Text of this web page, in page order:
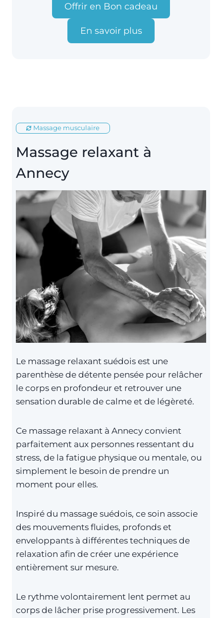
Offrir en Bon cadeau
En savoir plus
Massage musculaire
Massage relaxant à
Annecy
Le massage relaxant suédois est une
parenthèse de détente pensée pour relâcher
le corps en profondeur et retrouver une
sensation durable de calme et de légèreté.
Ce massage relaxant à Annecy convient
parfaitement aux personnes ressentant du
stress, de la fatigue physique ou mentale, ou
simplement le besoin de prendre un
moment pour elles.
Inspiré du massage suédois, ce soin associe
des mouvements fluides, profonds et
enveloppants à différentes techniques de
relaxation afin de créer une expérience
entièrement sur mesure.
Le rythme volontairement lent permet au
corps de lâcher prise progressivement. Les